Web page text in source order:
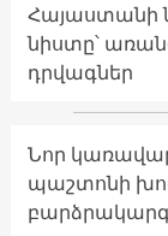
Հայաստանի
նիստը՝
դրվագներ
Նոր
պաշտոնի